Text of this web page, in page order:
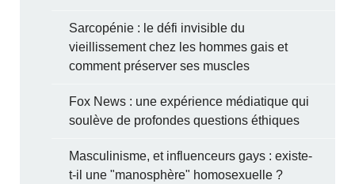
Sarcopénie : le défi invisible du
vieillissement chez les hommes gais et
comment préserver ses muscles
Fox News : une expérience médiatique qui
soulève de profondes questions éthiques
Masculinisme, et influenceurs gays : existe-
t-il une "manosphère" homosexuelle ?